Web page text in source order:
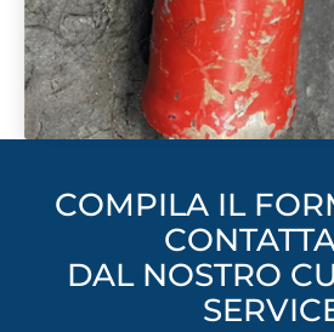
COMPILA IL
DAL NOSTRO